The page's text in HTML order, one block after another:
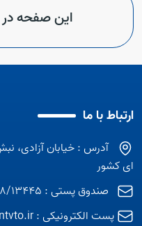
این صفحه
ارتباط با ما
آدرس : خیابان آزادی،
ای کشور
صندوق پستی : 818/13445
پست الکترونیکی :